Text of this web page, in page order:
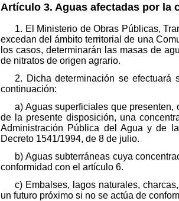
Artículo 3. Aguas afectadas por la
1. El Ministerio de Obras Públicas,
excedan del ámbito territorial de una
los casos, determinarán las masas de
de nitratos de origen agrario.
2. Dicha determinación se
continuación:
a) Aguas superficiales que
de la presente disposición, una
Administración Pública del Agua y de
Decreto 1541/1994, de 8 de julio.
b) Aguas subterráneas cuya
conformidad con el artículo 6.
c) Embalses, lagos naturales,
un futuro próximo si no se actúa de